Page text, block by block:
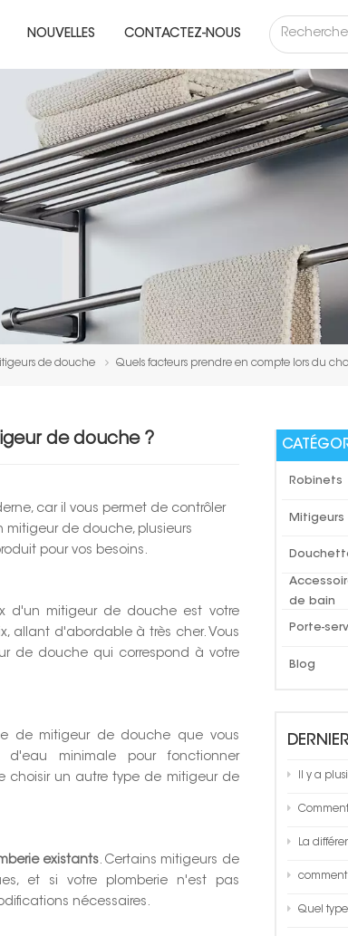
NOUVELLES CONTACTEZ-NOUS
de douche Quels facteurs prendre en compte lors du
Robinets
de bain
Porte-
Blog
Il y a plusieurs
Comment
La différence entre
comment
Quel type de
de douche ?
car il vous permet de contrôler
de douche, plusieurs
pour vos besoins.
d'un mitigeur de douche est votre
allant d'abordable à très cher. Vous
de douche qui correspond à votre
de mitigeur de douche que vous
d'eau minimale pour fonctionner
choisir un autre type de mitigeur de
existants. Certains mitigeurs de
et si votre plomberie n'est pas
nécessaires.